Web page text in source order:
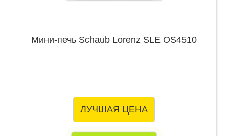
Мини-печь Schaub Lorenz SLE OS4510
ЛУЧШАЯ ЦЕНА